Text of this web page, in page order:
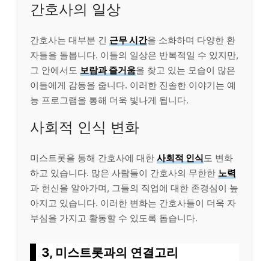
간호사의 일상
간호사는 대부분 긴 근무 시간을 소화하며 다양한 환
자들을 돌봅니다. 이들의 일상은 반복적일 수 있지만,
그 안에서도 보람과 즐거움을 찾고 있는 모습이 많은
이들에게 감동을 줍니다. 이러한 진솔한 이야기는 예
능 프로그램을 통해 더욱 빛나게 됩니다.
사회적 인식 변화
미스트롯을 통해 간호사에 대한 사회적 인식도 변화
하고 있습니다. 많은 사람들이 간호사의 무한한 노력
과 헌신을 알아가며, 그들의 직업에 대한 존경심이 높
아지고 있습니다. 이러한 변화는 간호사들이 더욱 자
부심을 가지고 활동할 수 있도록 돕습니다.
3, 미스트롯과의 연결고리